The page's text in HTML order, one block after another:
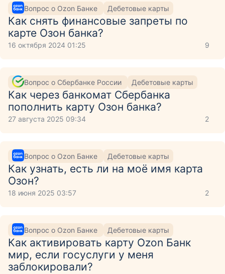
Вопрос о Ozon Банке Дебетовые карты
Как снять финансовые запреты по
карте Озон банка?
16 октября 2024 01:25 9
Вопрос о Сбербанке России Дебетовые карты
Как через банкомат Сбербанка
пополнить карту Озон банка?
27 августа 2025 09:34 2
Вопрос о Ozon Банке Дебетовые карты
Как узнать, есть ли на моё имя карта
Озон?
18 июня 2025 03:57 2
Вопрос о Ozon Банке Дебетовые карты
Как активировать карту Ozon Банк
мир, если госуслуги у меня
заблокировали?